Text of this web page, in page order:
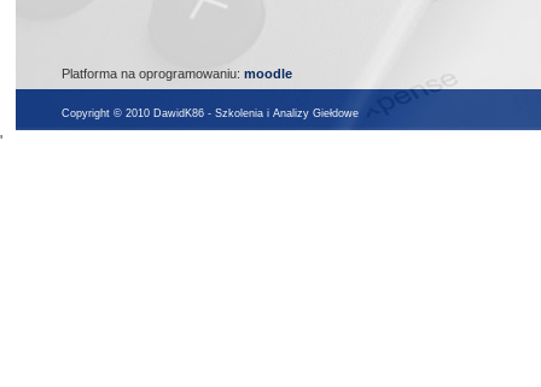
Platforma na oprogramowaniu: moodle
Copyright © 2010 DawidK86 - Szkolenia i Analizy Giełdowe
'